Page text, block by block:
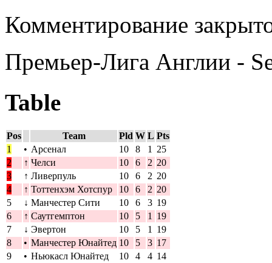
Комментирование
Премьер-Лига Англии -
Table
Pos Team Pld W L Pts
1
• Арсенал 10 8 1
25
2
↑ Челси 10 6 2 20
3
↑ Ливерпуль 10 6 2 20
4
↑ Тоттенхэм Хотспур 10 6 2 20
5
↓ Манчестер Сити 10 6 3 19
6
↑ Саутгемптон 10 5 1
19
7
↓ Эвертон 10 5 1
19
8
• Манчестер Юнайтед 10 5 3 17
9
• Ньюкасл Юнайтед 10 4 4 14